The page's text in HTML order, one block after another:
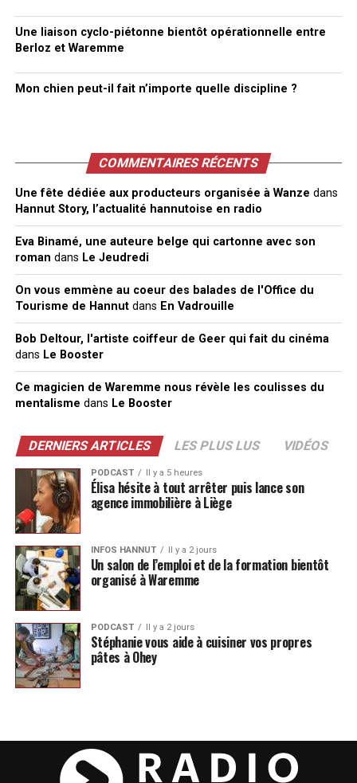
Une liaison cyclo-piétonne bientôt opérationnelle entre
Berloz et Waremme
Mon chien peut-il fait n’importe quelle discipline ?
COMMENTAIRES RÉCENTS
Une fête dédiée aux producteurs organisée à Wanze dans
Hannut Story, l’actualité hannutoise en radio
Eva Binamé, une auteure belge qui cartonne avec son
roman dans Le Jeudredi
On vous emmène au coeur des balades de l'Office du
Tourisme de Hannutdans En Vadrouille
Bob Deltour, l'artiste coiffeur de Geer qui fait du cinéma
dans Le Booster
Ce magicien de Waremme nous révèle les coulisses du
mentalisme dans Le Booster
DERNIERS ARTICLES LES PLUS LUS VIDÉOS
PODCAST Il y a 5 heures
Élisa hésite à tout arrêter puis lance son
agence immobilière à Liège
INFOS HANNUT Il y a 2 jours
Un salon de l’emploi et de la formation bientôt
organisé à Waremme
PODCAST Il y a 2 jours
Stéphanie vous aide à cuisiner vos propres
pâtes à Ohey